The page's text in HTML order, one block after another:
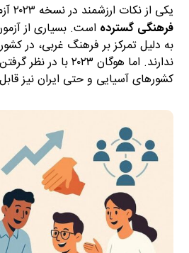
یکی از نکات ارزشمند در نسخه ۲۰۲۳ آزمون هوگان،
فرهنگی گسترده است. بسیاری از
به دلیل تمرکز بر فرهنگ غربی، در
ندارند. اما هوگان
کشورهای آسیایی و حتی ایران نیز